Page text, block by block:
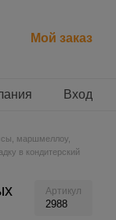
Мой заказ
Вход
маршмеллоу,
в кондитерский
Артикул
2988